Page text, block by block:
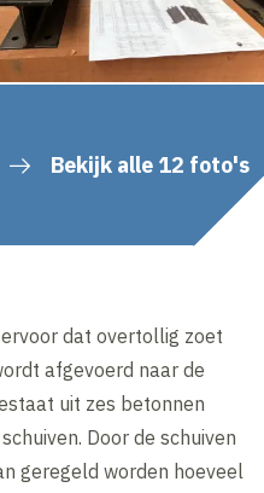
Bekijk alle 12 foto's
dat overtollig zoet
afgevoerd naar de
uit zes betonnen
Door de schuiven
geregeld worden hoeveel